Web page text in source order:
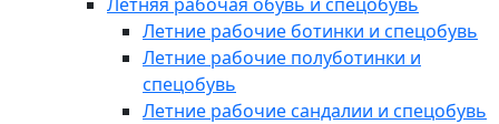
Летние рабочие ботинки и спецобувь
Летние рабочие полуботинки и
спецобувь
Летние рабочие сандалии и спецобувь